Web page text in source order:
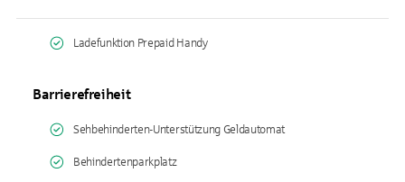
Ladefunktion Prepaid Handy
Barrierefreiheit
Sehbehinderten-Unterstützung Geldautomat
Behindertenparkplatz